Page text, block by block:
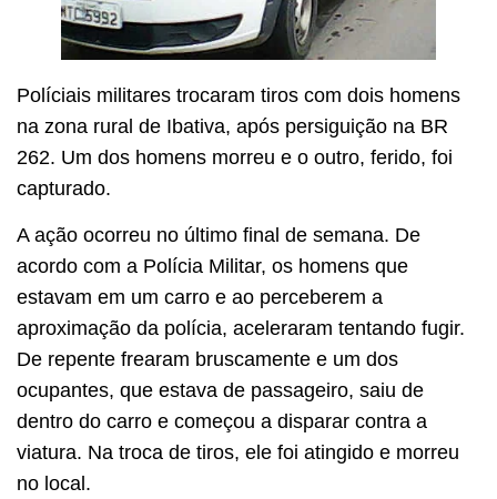
Políciais militares trocaram tiros com dois homens
na zona rural de Ibativa, após persiguição na BR
262. Um dos homens morreu e o outro, ferido, foi
capturado.
A ação ocorreu no último final de semana. De
acordo com a Polícia Militar, os homens que
estavam em um carro e ao perceberem a
aproximação da polícia, aceleraram tentando fugir.
De repente frearam bruscamente e um dos
ocupantes, que estava de passageiro, saiu de
dentro do carro e começou a disparar contra a
viatura. Na troca de tiros, ele foi atingido e morreu
no local.